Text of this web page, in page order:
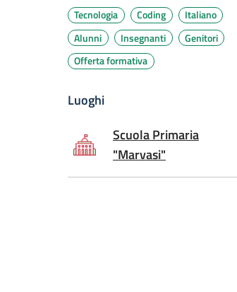
Tecnologia Coding
Italiano
Alunni
Insegnanti
Genitori
Offerta formativa
Luoghi
Scuola Primaria
"Marvasi"